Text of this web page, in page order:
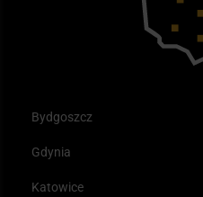
Bydgoszcz
Gdynia
Katowice